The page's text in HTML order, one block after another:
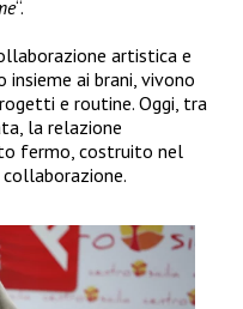
“.
artistica e
ai brani, vivono
e routine. Oggi, tra
la relazione
fermo, costruito nel